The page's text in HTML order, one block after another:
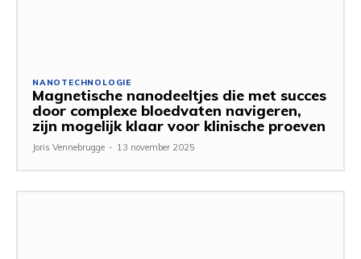
NANOTECHNOLOGIE
Magnetische nanodeeltjes die met succes
door complexe bloedvaten navigeren,
zijn mogelijk klaar voor klinische proeven
Joris Vennebrugge - 13 november 2025